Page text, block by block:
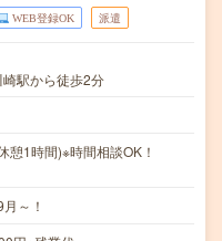
WEB登録OK 派遣
駅から徒歩2分
1時間)※時間相談OK！
～！